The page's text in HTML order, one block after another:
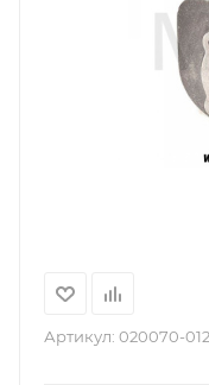
Артикул: 020070-